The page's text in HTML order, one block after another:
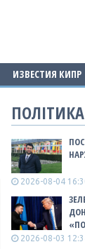
ИЗВЕСТИЯ КИПР
ПОЛІТИКА
2026-08-04
2026-08-03